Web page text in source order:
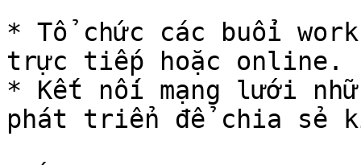
* Tổ chức các buổi
trực tiếp hoặc online.
* Kết nối mạng lưới
phát triển để chia sẻ